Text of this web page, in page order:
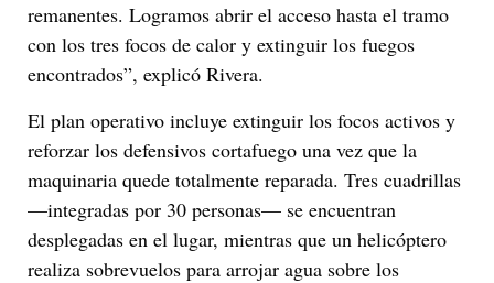
remanentes. Logramos abrir el acceso hasta el tramo
con los tres focos de calor y extinguir los fuegos
encontrados”, explicó Rivera.
El plan operativo incluye extinguir los focos activos y
reforzar los defensivos cortafuego una vez que la
maquinaria quede totalmente reparada. Tres cuadrillas
—integradas por 30 personas— se encuentran
desplegadas en el lugar, mientras que un helicóptero
realiza sobrevuelos para arrojar agua sobre los